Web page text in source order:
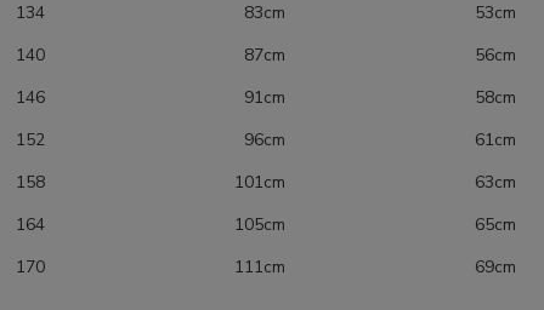
134 83cm 53cm
140 87cm 56cm
146 91cm 58cm
152 96cm 61cm
158 101cm 63cm
164 105cm 65cm
170 111cm 69cm